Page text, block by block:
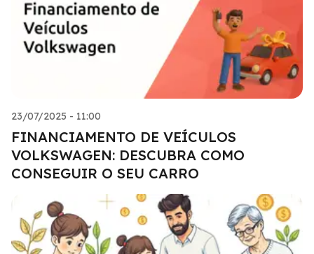
23/07/2025 - 11:00
FINANCIAMENTO DE VEÍCULOS
VOLKSWAGEN: DESCUBRA COMO
CONSEGUIR O SEU CARRO